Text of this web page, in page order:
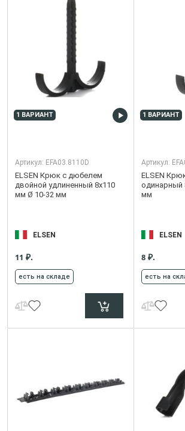
1 ВАРИАНТ
Артикул: EFA03.8110D
ELSEN Крюк с дюбелем
двойной удлиненный 8x110
мм Ø 10-32 мм
ELSEN
11 ₽.
есть на складе
1 ВАРИАНТ
Артикул:
ELSEN
одинарный
мм
ELSEN
8 ₽.
есть на